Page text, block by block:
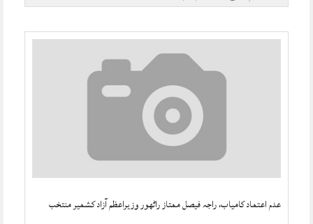
عدم اعتماد کامیاب، راجہ فیصل ممتاز راٹھور وزیراعظم آزاد کشمیر منتخب